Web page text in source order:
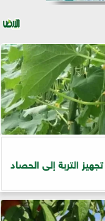
التربة إلى الحصاد